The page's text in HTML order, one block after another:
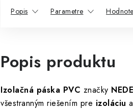
Popis Parametre
Popis produktu
Izolačná páska PVC značky
všestranným riešením pre izoláciu a